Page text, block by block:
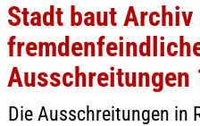
Stadt baut Archiv
Ausschreitungen
Die Ausschreitungen in